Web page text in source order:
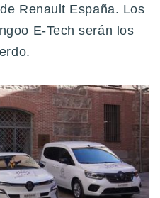
Renault España. Los
E-Tech serán los